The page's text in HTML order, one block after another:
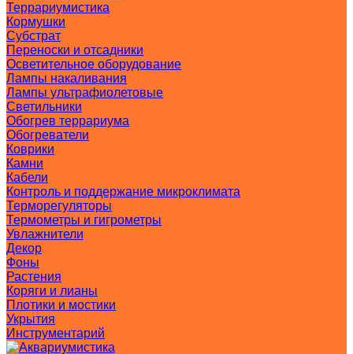
Террариумистика
Кормушки
Субстрат
Переноски и отсадники
Осветительное оборудование
Лампы накаливания
Лампы ультрафиолетовые
Светильники
Обогрев террариума
Обогреватели
Коврики
Камни
Кабели
Контроль и поддержание микроклимата
Терморегуляторы
Термометры и гигрометры
Увлажнители
Декор
Фоны
Растения
Коряги и лианы
Плотики и мостики
Укрытия
Инструментарий